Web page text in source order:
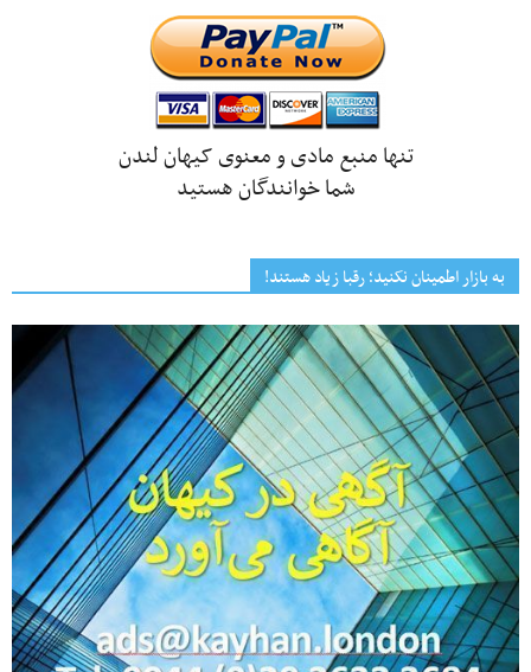
تنها منبع مادی و معنوی کیهان لندن
شما خوانندگان هستید
به بازار اطمینان نکنید؛ رقبا زیاد هستند!